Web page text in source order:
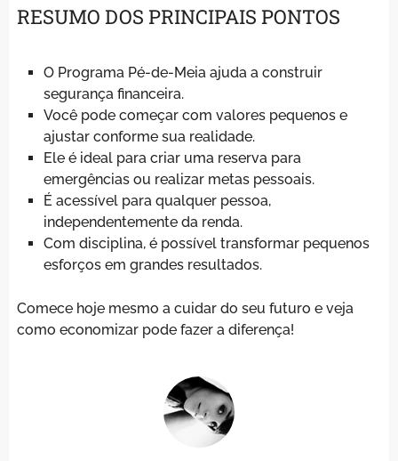
RESUMO DOS PRINCIPAIS PONTOS
O Programa Pé-de-Meia ajuda a construir
segurança financeira.
Você pode começar com valores pequenos e
ajustar conforme sua realidade.
Ele é ideal para criar uma reserva para
emergências ou realizar metas pessoais.
É acessível para qualquer pessoa,
independentemente da renda.
Com disciplina, é possível transformar pequenos
esforços em grandes resultados.
Comece hoje mesmo a cuidar do seu futuro e veja
como economizar pode fazer a diferença!